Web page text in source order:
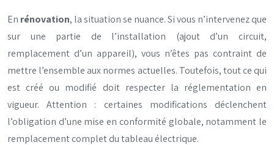
En rénovation, la situation se nuance. Si vous n’intervenez que
sur une partie de l’installation (ajout d’un circuit,
remplacement d’un appareil), vous n’êtes pas contraint de
mettre l’ensemble aux normes actuelles. Toutefois, tout ce qui
est créé ou modifié doit respecter la réglementation en
vigueur. Attention : certaines modifications déclenchent
l’obligation d’une mise en conformité globale, notamment le
remplacement complet du tableau électrique.